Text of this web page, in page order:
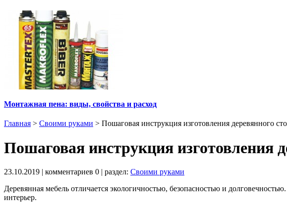
Монтажная пена: виды, свойства и расход
Главная > Своими руками > Пошаговая инструкция изготовления деревянного
Пошаговая инструкция изготовления
23.10.2019 | комментариев 0 | раздел: Своими руками
Деревянная мебель отличается экологичностью, безопасностью и
интерьер.